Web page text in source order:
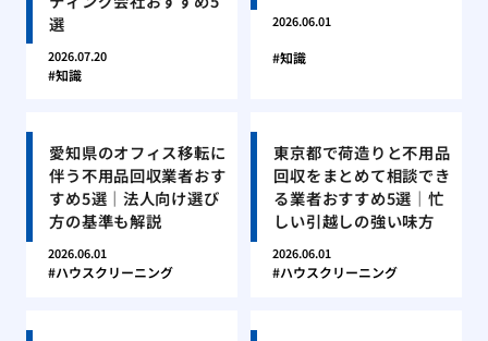
選
2026.07.20
知識
2026.06.01
知識
愛知県のオフィス移転に
伴う不用品回収業者おす
すめ5選｜法人向け選び
方の基準も解説
2026.06.01
ハウスクリーニング
東京都で荷造りと不用品
回収をまとめて相談でき
る業者おすすめ5選｜忙
しい引越しの強い味方
2026.06.01
ハウスクリーニング